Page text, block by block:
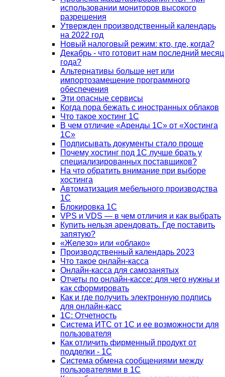
использовании мониторов высокого
разрешения
Утвержден производственный календарь
на 2022 год
Новый налоговый режим: кто, где, когда?
Декабрь - что готовит нам последний месяц
года?
Альтернативы больше нет или
импортозамещение программного
обеспечения
Эти опасные сервисы
Когда пора бежать с иностранных облаков
Что такое хостинг 1С
В чем отличие «Аренды 1С» от «Хостинга
1С»
Подписывать документы стало проще
Почему хостинг под 1С лучше брать у
специализированных поставщиков?
На что обратить внимание при выборе
хостинга
Автоматизация мебельного производства
1С
Блокировка 1С
VPS и VDS — в чем отличия и как выбрать
Купить нельзя арендовать. Где поставить
запятую?
«Железо» или «облако»
Производственный календарь 2023
Что такое онлайн-касса
Онлайн-касса для самозанятых
Отчеты по онлайн-кассе: для чего нужны и
как сформировать
Как и где получить электронную подпись
для онлайн-касс
1С: Отчетность
Система ИТС от 1С и ее возможности для
пользователя
Как отличить фирменный продукт от
подделки - 1С
Система обмена сообщениями между
пользователями в 1С